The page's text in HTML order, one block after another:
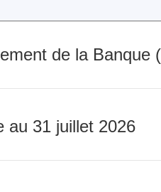
de la Banque
au 31 juillet 2026